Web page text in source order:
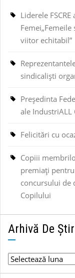
Liderele
viitor echitabil”
sindicaliști
Președinta
ale IndustriALL
Felicitări cu
Copiii
premiați
concursului de
Copilului
Arhivă De
Arhivă
de